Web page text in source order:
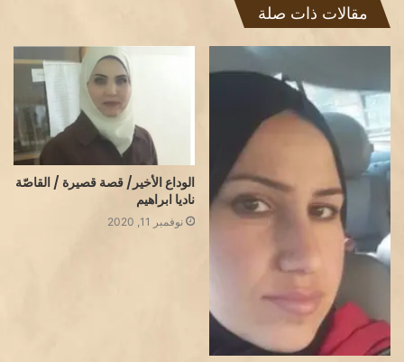
مقالات ذات صلة
الوداع الأخير/ قصة قصيرة / القاصّة
ناديا ابراهيم
نوفمبر 11, 2020